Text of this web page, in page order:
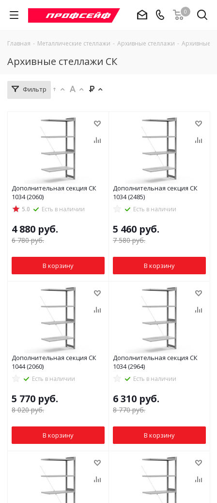
0
Главная - Металлические стеллажи - Архивные стеллажи - Архивные
Архивные стеллажи СК
Фильтр
Дополнительная секция СК
1034 (2060)
5.0 Есть в наличии
4 880 руб.
6 780руб.
В корзину
Дополнительная секция СК
1034 (2485)
Есть в наличии
5 460 руб.
7 580руб.
В корзину
Дополнительная секция СК
1044 (2060)
Есть в наличии
5 770 руб.
8 020руб.
В корзину
Дополнительная секция СК
1034 (2964)
Есть в наличии
6 310 руб.
8 770руб.
В корзину